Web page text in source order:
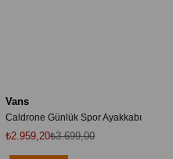
Vans
Caldrone Günlük Spor Ayakkabı
₺2.959,20₺3.699,00